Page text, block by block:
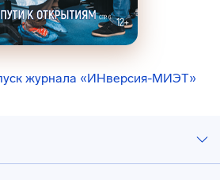
журнала «ИНверсия-МИЭТ»